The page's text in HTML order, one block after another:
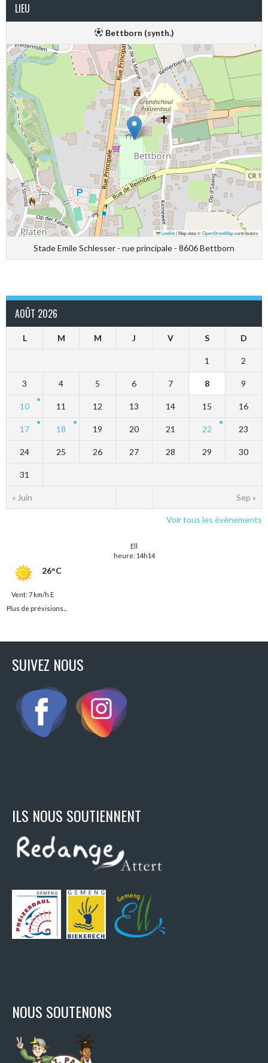
LIEU
Bettborn (synth.)
Leaflet|Map data ©OpenStreetMapcontributors
Stade Emile Schlesser - rue principale - 8606 Bettborn
AOÛT 2026
L M M J V S D
« Juin Sep »
1 2
3 4 5 6 7 8 9
10 11 12 13 14 15 16
17 18 19 20 21 22 23
24 25 26 27 28 29 30
31
Voir tous les évènements
Ell
heure: 14h14
26°C
Vent: 7 km/h E
Plus de prévisions...
SUIVEZ NOUS
ILS NOUS SOUTIENNENT
NOUS SOUTENONS